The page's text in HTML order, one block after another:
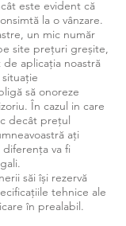
este evident că
la o vânzare.
un mic număr
site prețuri greșite,
aplicația noastră
să onoreze
În cazul in care
decât prețul
ați
va fi
săi își rezervă
tehnice ale
în prealabil.